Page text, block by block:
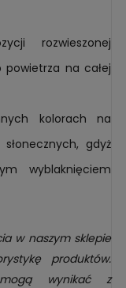
rozwieszonej
na całej
kolorach na
gdyż
wyblaknięciem
w naszym sklepie
produktów.
mogą wynikać z